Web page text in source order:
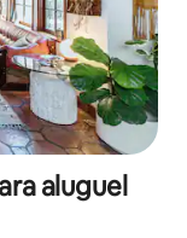
aluguel